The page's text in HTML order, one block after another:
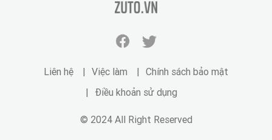
zuto.vn
© 2024 All Right Reserved
Liên hệ Việc làm
Chính sách bảo mật
Điều khoản sử dụng
Facebook
zuto.vn
Twitter
zuto.vn